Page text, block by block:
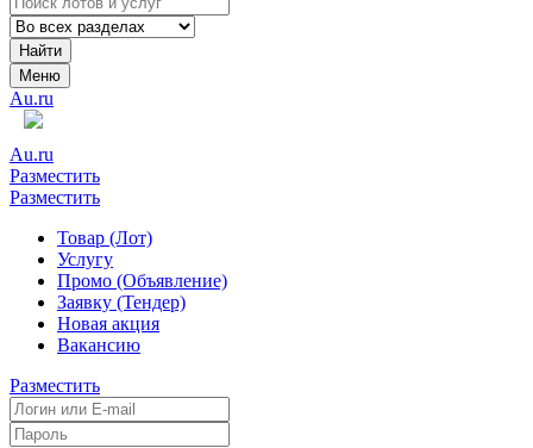
Найти
Меню
Au.ru
Au.ru
Разместить
Разместить
Товар (Лот)
Услугу
Промо (Объявление)
Заявку (Тендер)
Новая акция
Вакансию
Разместить